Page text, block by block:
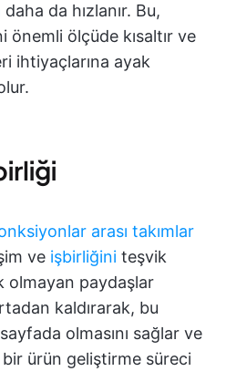
daha da hızlanır. Bu,
önemli ölçüde kısaltır ve
ihtiyaçlarına ayak
arası takımlar
ve işbirliğini teşvik
olmayan paydaşlar
kaldırarak, bu
olmasını sağlar ve
ürün geliştirme süreci